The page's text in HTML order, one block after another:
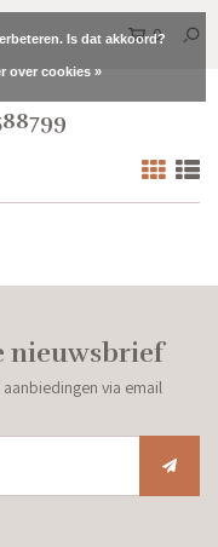
0
nieuwsbrief
via email
Is dat akkoord?
over cookies »